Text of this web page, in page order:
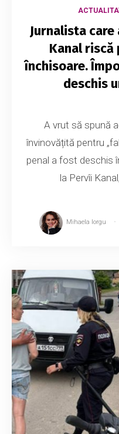
Jurnalista
Kanal riscă
închisoare.
deschis
A vrut să spună
învinovățită pentru
penal a fost deschis
la Pervîi
Mihaela Iorgu